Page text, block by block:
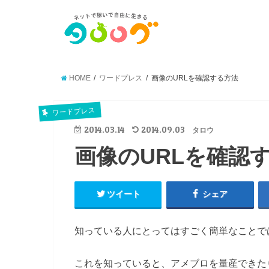
HOME ワードプレス 画像のURLを確認する方法
ワードプレス
2014.03.14 2014.09.03 タロウ
画像のURLを確認
ツイート シェア
知っている人にとってはすごく簡単なこと
これを知っていると、アメブロを量産でき